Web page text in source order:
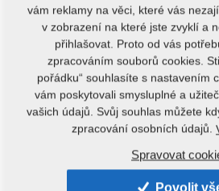
Kód produktu: 4005379
Tento díl je použitelný i pro
TURBULENT DUOLENT
TRITON
3,7120 kg
vám reklamy na věci, které vás
v zobrazení na které jste zvyklí a
přihlašovat. Proto od vás
zpracováním souborů cookies.
pořádku“ souhlasíte s nastavením
vám poskytovali smysluplné a
vašich údajů. Svůj souhlas můžete
zpracování osobních údajů.
Spravovat
Povolit